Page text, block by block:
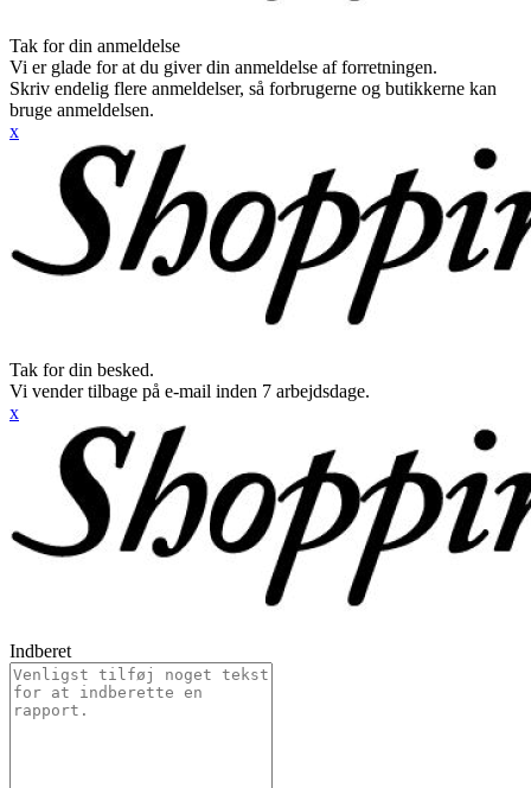
Tak for din anmeldelse
Vi er glade for at du giver din anmeldelse af forretningen.
Skriv endelig flere anmeldelser, så forbrugerne og butikkerne kan
bruge anmeldelsen.
x
Tak for din besked.
Vi vender tilbage på e-mail inden 7 arbejdsdage.
x
Indberet